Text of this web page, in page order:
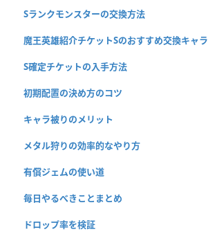
Sランクモンスターの交換方法
魔王英雄紹介チケットSのおすすめ交換キャラ
S確定チケットの入手方法
初期配置の決め方のコツ
キャラ被りのメリット
メタル狩りの効率的なやり方
有償ジェムの使い道
毎日やるべきことまとめ
ドロップ率を検証